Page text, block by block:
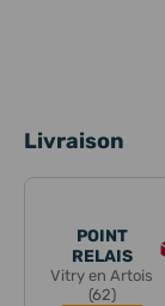
Livraison
POINT
RELAIS
Vitry en Artois
(62)